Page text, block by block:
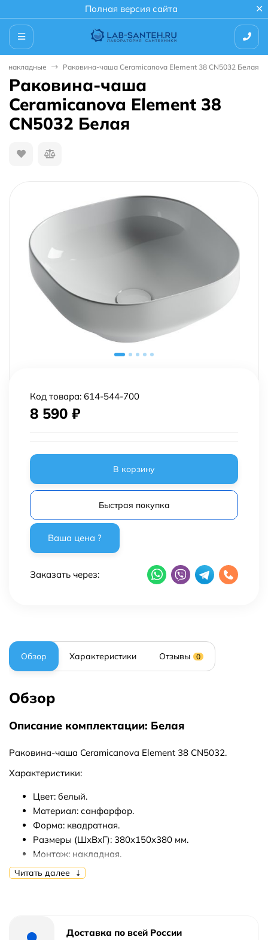
Полная версия сайта
накладные Раковина-чаша Ceramicanova Element 38 CN5032 Белая
Раковина-чаша
Ceramicanova Element 38
CN5032 Белая
Код товара: 614-544-700
8 590 ₽
В корзину
Быстрая покупка
Заказать через:
Обзор Характеристики Отзывы 0
Обзор
Описание комплектации: Белая
Раковина-чаша Ceramicanova Element 38 CN5032.
Характеристики:
Цвет: белый.
Материал: санфарфор.
Форма: квадратная.
Размеры (ШхВхГ): 380x150х380 мм.
Монтаж: накладная.
В комплекте поставки:
Читать далее
Доставка по всей России